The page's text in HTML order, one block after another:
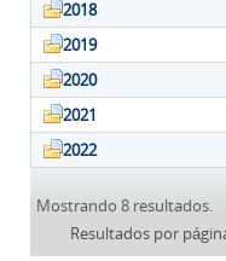
2018
2019
2020
2021
2022
Mostrando 8 resultados.
Resultados por